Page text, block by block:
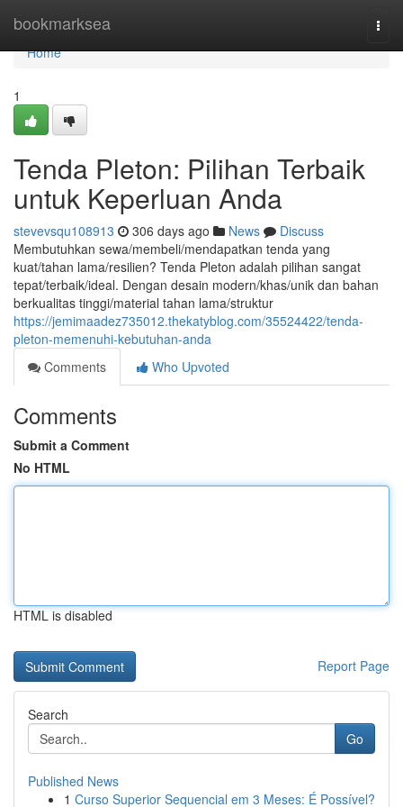
bookmarksea
Home
Home
1
Tenda Pleton: Pilihan Terbaik
untuk Keperluan Anda
stevevsqu108913 306 days ago News
Discuss
Membutuhkan sewa/membeli/mendapatkan tenda yang
kuat/tahan lama/resilien? Tenda Pleton adalah pilihan sangat
tepat/terbaik/ideal. Dengan desain modern/khas/unik dan bahan
berkualitas tinggi/material tahan lama/struktur
https://jemimaadez735012.thekatyblog.com/35524422/tenda-
pleton-memenuhi-kebutuhan-anda
Comments
Who Upvoted
Comments
Submit a Comment
No HTML
HTML is disabled
Report Page
Search
Go
Published News
1 Curso Superior Sequencial em 3 Meses: É Possível?